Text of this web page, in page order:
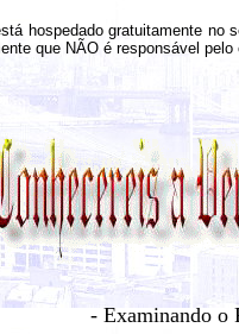
hospedado gratuitamente no
que NÃO é responsável
- Examinando o